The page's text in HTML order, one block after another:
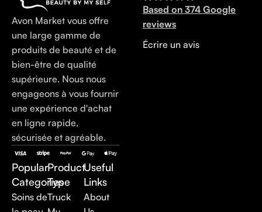
Avon Market vous offre
une large gamme de
produits de beauté et de
bien-être de qualité
supérieure. Nous nous
engageons à vous fournir
une expérience d'achat
en ligne rapide,
sécurisée et agréable.
Popular
Categories
Soins de
Product
Type
Truck
Useful
Links
About
Based on 374 Google
reviews
Écrire un avis